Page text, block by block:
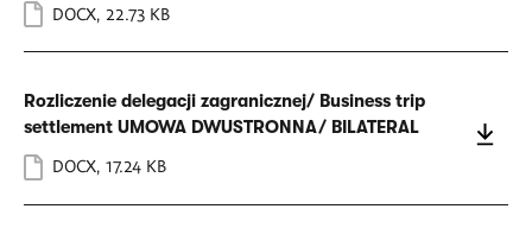
DOCX, 22.73 KB
Rozliczenie delegacji zagranicznej/ Business trip
settlement UMOWA DWUSTRONNA/ BILATERAL
DOCX, 17.24 KB